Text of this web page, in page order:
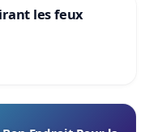
les feux